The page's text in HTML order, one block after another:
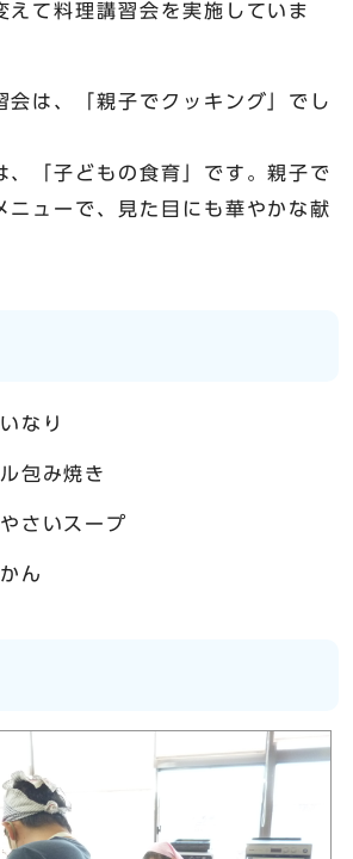
えて料理講習会を実施していま
会は、「親子でクッキング」でし
、「子どもの食育」です。親子で
ニューで、見た目にも華やかな献
なり
包み焼き
さいスープ
ん